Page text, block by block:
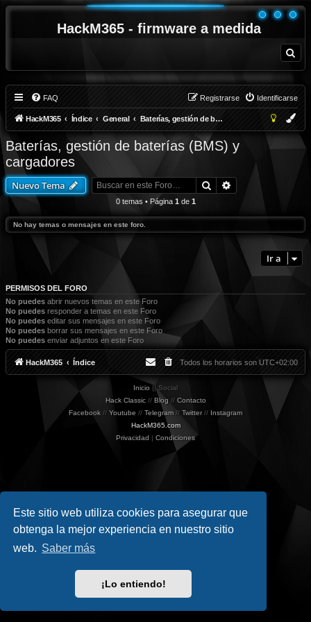
Este sitio web utiliza cookies para asegurar que
obtenga la mejor experiencia en nuestro sitio
web. Saber más
¡Lo entiendo!
HackM365 - firmware a medida
u
FAQ Identificarse
Registrarse
HackM365 Índice General Baterías, gestión de baterías (BMS) y cargadores
Baterías, gestión de baterías (BMS) y
cargadores
Nuevo Tema Buscar
0 temas • Página 1de 1
No hay temas o mensajes en este foro.
Ir a
PERMISOS DEL FORO
No puedes abrir nuevos temas en este Foro
No puedes responder a temas en este Foro
No puedes editar sus mensajes en este Foro
No puedes borrar sus mensajes en este Foro
No puedes enviar adjuntos en este Foro
HackM365 Índice Todos los horarios son UTC+02:00
Inicio || Social
Hack Classic// Blog // Contacto
Facebook // Youtube // Telegram // Twitter// Instagram
HackM365.com
Privacidad | Condiciones